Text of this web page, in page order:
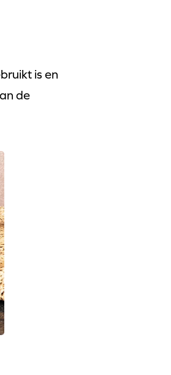
is en
de